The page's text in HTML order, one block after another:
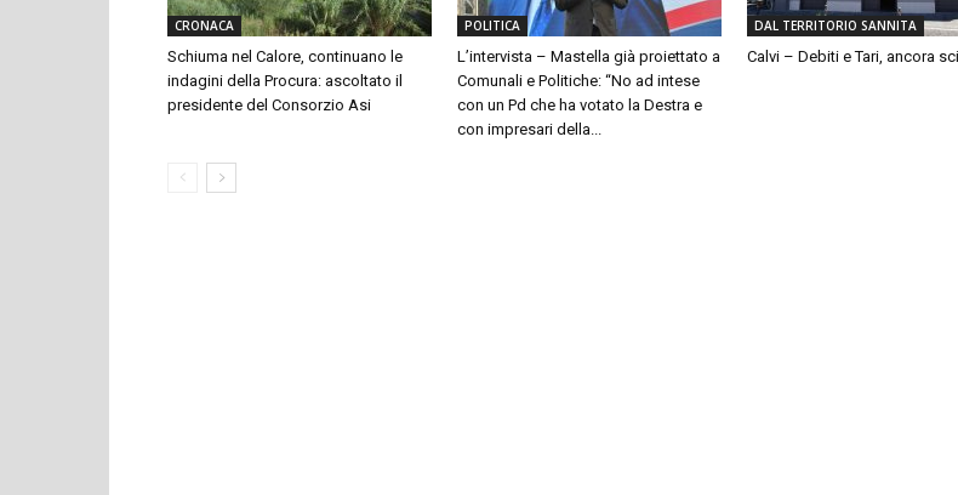
CRONACA
Schiuma nel Calore, continuano le
indagini della Procura: ascoltato il
presidente del Consorzio Asi
POLITICA
L’intervista – Mastella già proiettato a
Comunali e Politiche: “No ad intese
con un Pd che ha votato la Destra e
con impresari della...
DAL TERRITORIO SANNITA
Calvi – Debiti e Tari, ancora